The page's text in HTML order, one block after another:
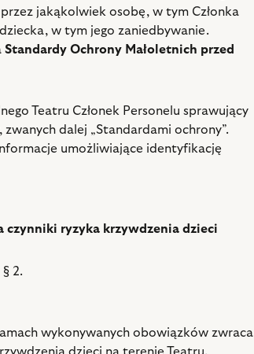
jakąkolwiek osobę, w tym Członka
w tym jego zaniedbywanie.
Standardy Ochrony Małoletnich przed
Teatru Członek Personelu sprawujący
dalej „Standardami ochrony”.
umożliwiające identyfikację
czynniki ryzyka krzywdzenia dzieci
§ 2.
wykonywanych obowiązków zwraca